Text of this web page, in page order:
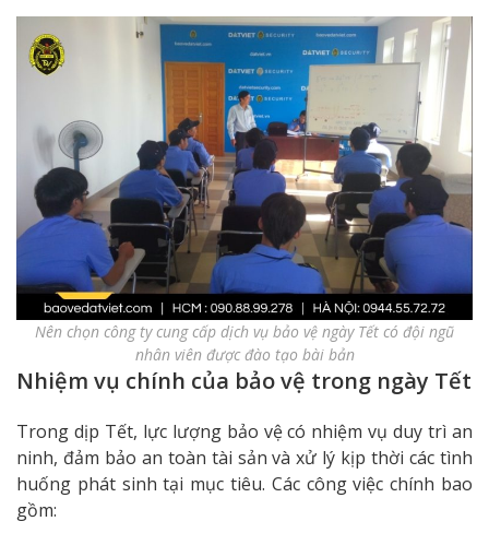
Nên chọn công ty cung cấp dịch vụ bảo vệ ngày Tết có đội ngũ
nhân viên được đào tạo bài bản
Nhiệm vụ chính của bảo vệ trong ngày Tết
Trong dịp Tết, lực lượng bảo vệ có nhiệm vụ duy trì an
ninh, đảm bảo an toàn tài sản và xử lý kịp thời các tình
huống phát sinh tại mục tiêu. Các công việc chính bao
gồm: